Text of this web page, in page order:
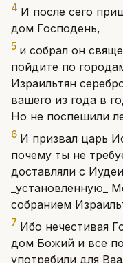
4 И после сего
дом Господень,
5 и собрал он
пойдите по
Израильтян
вашего из года в
Но не поспешили
6 И призвал царь
почему ты не
доставляли с
_установленную_
собранием
7 Ибо нечестивая
дом Божий и все
употребили для